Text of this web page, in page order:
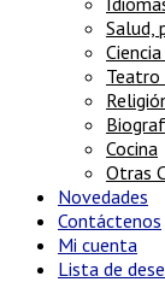
Salud,
Teatro
Cocina
Otras
Novedades
Contáctenos
Mi cuenta
Lista de